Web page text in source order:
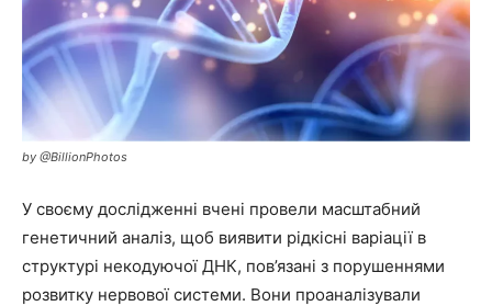
by @BillionPhotos
У своєму дослідженні вчені провели масштабний
генетичний аналіз, щоб виявити рідкісні варіації в
структурі некодуючої ДНК, пов’язані з порушеннями
розвитку нервової системи. Вони проаналізували